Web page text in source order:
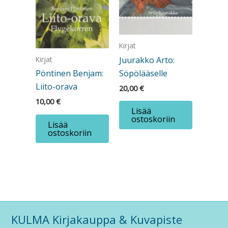
Kirjat
Pöntinen Benjam:
Liito-orava
10,00€
Lisää
ostoskoriin
Kirjat
Juurakko Arto:
Söpölääselle
20,00€
Lisää
ostoskoriin
KULMA Kirjakauppa & Kuvapiste